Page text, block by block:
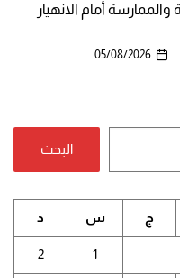
أمام الانهيار
05/08/2026
البحث
ج س د
1
2